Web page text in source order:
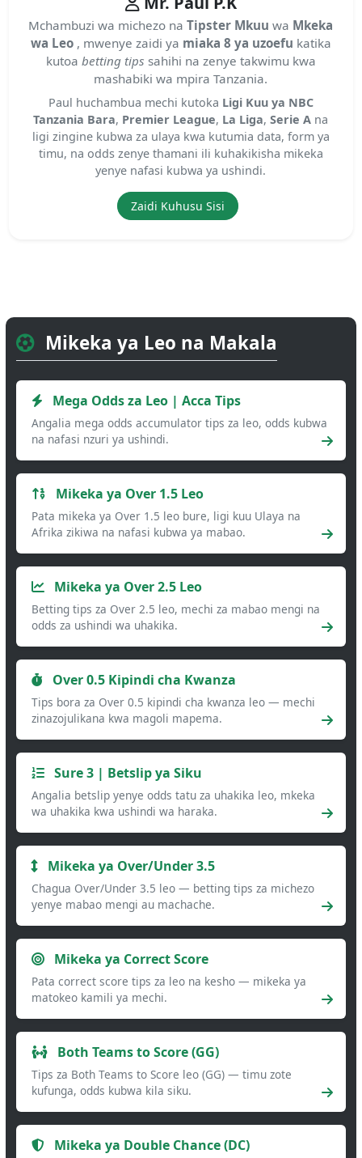
Mchambuzi wa michezo naTipster Mkuu wa Mkeka
wa Leo , mwenye zaidi ya miaka 8 ya uzoefu katika
kutoa betting tips sahihi na zenye takwimu kwa
mashabiki wa mpira Tanzania.
Paul huchambua mechi kutoka Ligi Kuu ya NBC
Tanzania Bara, Premier League, La Liga,Serie A na
ligi zingine kubwa za ulaya kwa kutumia data, form ya
timu, na odds zenye thamani ili kuhakikisha mikeka
yenye nafasi kubwa ya ushindi.
Zaidi Kuhusu Sisi
Mikeka ya Leo na Makala
Mega Odds za Leo | Acca Tips
Angalia mega odds accumulator tips za leo, odds kubwa
na nafasi nzuri ya ushindi.
Mikeka ya Over 1.5 Leo
Pata mikeka ya Over 1.5 leo bure, ligi kuu Ulaya na
Afrika zikiwa na nafasi kubwa ya mabao.
Mikeka ya Over 2.5 Leo
Betting tips za Over 2.5 leo, mechi za mabao mengi na
odds za ushindi wa uhakika.
Over 0.5 Kipindi cha Kwanza
Tips bora za Over 0.5 kipindi cha kwanza leo — mechi
zinazojulikana kwa magoli mapema.
Sure 3 | Betslip ya Siku
Angalia betslip yenye odds tatu za uhakika leo, mkeka
wa uhakika kwa ushindi wa haraka.
Mikeka ya Over/Under 3.5
Chagua Over/Under 3.5 leo — betting tips za michezo
yenye mabao mengi au machache.
Mikeka ya Correct Score
Pata correct score tips za leo na kesho — mikeka ya
matokeo kamili ya mechi.
Both Teams to Score (GG)
Tips za Both Teams to Score leo (GG) — timu zote
kufunga, odds kubwa kila siku.
Mikeka ya Double Chance (DC)